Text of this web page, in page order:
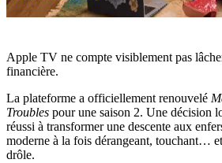
Apple TV ne compte visiblement pas
financière.
La plateforme a officiellement renouvelé
Troubles pour une saison 2. Une décision
réussi à transformer une descente aux
moderne à la fois dérangeant, touchant…
drôle.